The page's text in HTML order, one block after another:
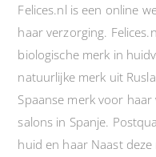
Felices.nl is een online
haar verzorging.
biologische merk in
natuurlijke merk uit
Spaanse merk voor
salons in Spanje.
huid en haar Naast